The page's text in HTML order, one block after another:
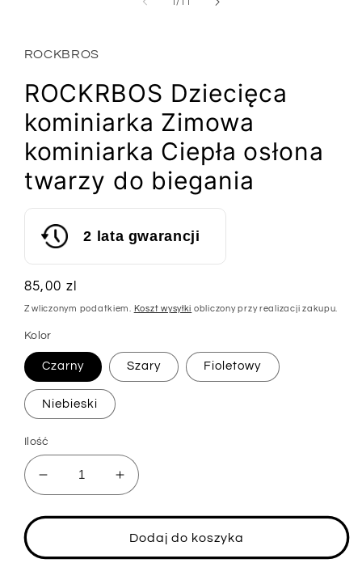
1 /11
ROCKBROS
ROCKRBOS Dziecięca
kominiarka Zimowa
kominiarka Ciepła osłona
twarzy do biegania
2 lata gwarancji
Cena
regularna
85,00 zl
Z wliczonym podatkiem. Koszt wysyłki obliczony przy realizacji zakupu.
Kolor
Czarny Szary Fioletowy
Niebieski
Ilość
Zmniejsz
ilość
dla
ROCKRBOS
Dziecięca
Zwiększ
ilość
dla
ROCKRBOS
Dziecięca
Dodaj do koszyka